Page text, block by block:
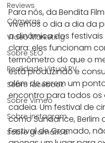
Reviews
Câmeras
Vídeo Marketing
Sobre SEO
Realidade Virtual RV
Sobre facebook
Sobre Vimeo
Sobre instagram
Sobre gramática
Para nós, da Bendita
vivemos o dia a dia da
a dinâmica dos festivais
clara: eles funcionam
termômetro do que o
está produzindo e
além de serem um
encontro para todos os
cadeia. Um festival de
como Sundance, Berlim
Festival de Gramado,